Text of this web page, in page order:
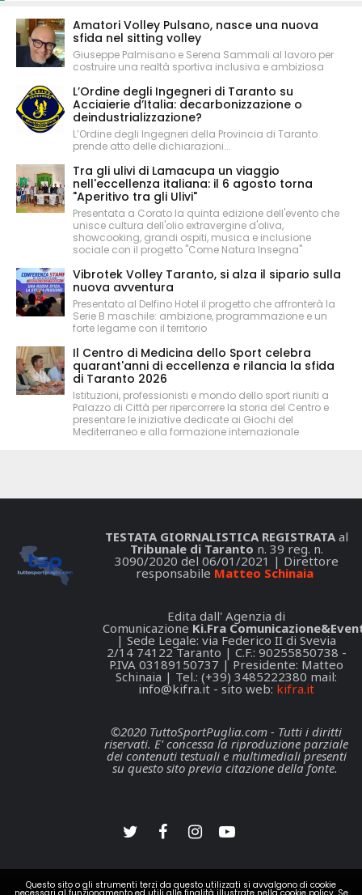
Amatori Volley Pulsano, nasce una nuova
sfida nel sitting volley
Giuseppe Palmisano e Serena Sammali al lavoro per
costruire una realtà sportiva inclusiva e ambiziosa
L’Ordine degli Ingegneri di Taranto su
Acciaierie d’Italia: decarbonizzazione o
deindustrializzazione?
L’Ordine degli Ingegneri della Provincia di Taranto
prende atto delle dichiarazioni...
Tra gli ulivi di Lamacupa un viaggio
nell'eccellenza italiana: il 6 agosto torna
"Aperitivo tra gli Ulivi"
Presentata a Corato la quinta edizione dell'evento che
unisce cultura dell'olio extravergine d'oliva,
showcooking, grandi ospiti, musica e inclusione
sociale con il progetto "Come Natura Insegna"
Vibrotek Volley Taranto, si alza il sipario sulla
nuova avventura
Presentato al Delfino Hotel il progetto che affronterà la
Serie B maschile: ambizione, programmazione e un
forte legame con il territorio
Il Centro di Medicina dello Sport celebra
quarant'anni di eccellenza e rilancia la sfida
di Taranto 2026
Istituzioni, professionisti e mondo dello sport riuniti a
Palazzo di Città per ripercorrere la storia del Centro e
presentare le iniziative dedicate ai Giochi del
Mediterraneo e alla formazione internazionale
TESTATA GIORNALISTICA REGISTRATAal
Tribunale di Taranto n. 39 reg. n.
3090/2020 del 06/01/2021 | Direttore
responsabile Matteo Schinaia
Edita dall' Agenzia di
Comunicazione Ki.Fra
| Sede Legale: via Federico II di Svevia
2/14 74122 Taranto | C.F.: 90255850738 -
P.IVA 03189150737 | Presidente: Matteo
Schinaia | Tel.: (+39) 3485222380 mail:
info@kifra.it - sito web: kifra.it
©2020 TuttoSportPuglia.com - Tutti i diritti
riservati. E' concessa la riproduzione parziale
dei contenuti testuali e multimediali presenti
su questo sito previa citazione della fonte.
Questo sito o gli strumenti terzi da questo utilizzati si avvalgono di cookie